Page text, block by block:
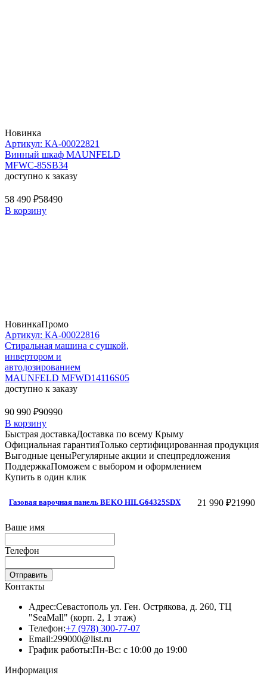
Новинка
Артикул: КА-00022821
Винный шкаф MAUNFELD
MFWC-85SB34
доступно к заказу
58 490 ₽58490
В корзину
НовинкаПромо
Артикул: КА-00022816
Стиральная машина c сушкой,
инвертором и
автодозированием
MAUNFELD MFWD14116S05
доступно к заказу
90 990 ₽90990
В корзину
Быстрая доставкаДоставка по всему Крыму
Официальная гарантияТолько сертифицированная продукция
Выгодные ценыРегулярные акции и спецпредложения
ПоддержкаПоможем с выбором и оформлением
Купить в один клик
Газовая варочная панель BEKO HILG64325SDX 21 990 ₽21990
Ваше имя
Телефон
Отправить
Контакты
Адрес:Севастополь ул. Ген. Острякова, д. 260, ТЦ
"SeaMall" (корп. 2, 1 этаж)
Телефон:+7 (978) 300-77-07
Email:299000@list.ru
График работы:Пн-Вс: с 10:00 до 19:00
Информация